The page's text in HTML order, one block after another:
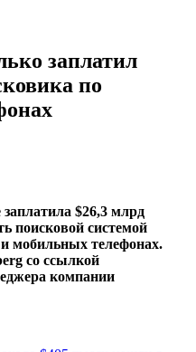
заплатил
по
$26,3 млрд
поисковой системой
мобильных телефонах.
со ссылкой
компании